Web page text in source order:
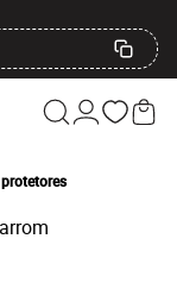
protetores